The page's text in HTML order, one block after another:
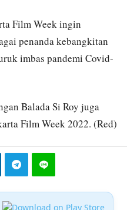
Film Week ingin
penanda kebangkitan
imbas pandemi Covid-
Balada Si Roy juga
Film Week 2022. (Red)